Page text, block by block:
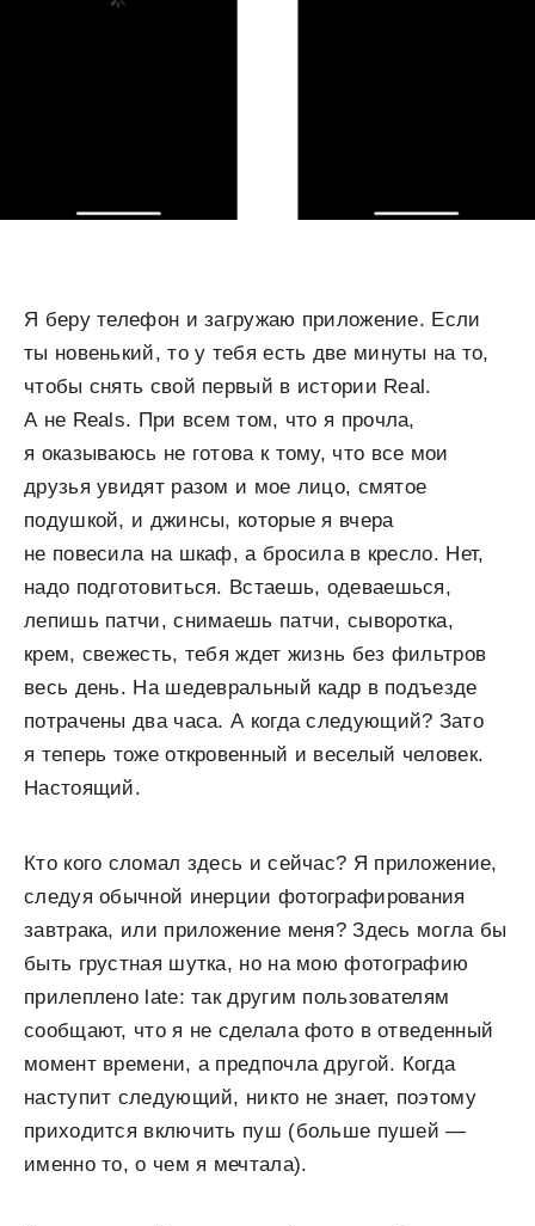
Я беру телефон и загружаю приложение. Если
ты новенький, то у тебя есть две минуты на то,
чтобы снять свой первый в истории Real.
А не Reals. При всем том, что я прочла,
я оказываюсь не готова к тому, что все мои
друзья увидят разом и мое лицо, смятое
подушкой, и джинсы, которые я вчера
не повесила на шкаф, а бросила в кресло. Нет,
надо подготовиться. Встаешь, одеваешься,
лепишь патчи, снимаешь патчи, сыворотка,
крем, свежесть, тебя ждет жизнь без фильтров
весь день. На шедевральный кадр в подъезде
потрачены два часа. А когда следующий? Зато
я теперь тоже откровенный и веселый человек.
Настоящий.
Кто кого сломал здесь и сейчас? Я приложение,
следуя обычной инерции фотографирования
завтрака, или приложение меня? Здесь могла бы
быть грустная шутка, но на мою фотографию
прилеплено late: так другим пользователям
сообщают, что я не сделала фото в отведенный
момент времени, а предпочла другой. Когда
наступит следующий, никто не знает, поэтому
приходится включить пуш (больше пушей —
именно то, о чем я мечтала).